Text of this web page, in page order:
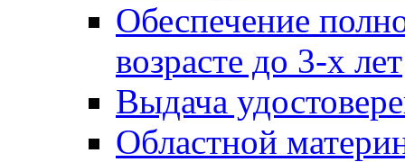
Обеспечение
возрасте до 3-х лет
Выдача
Областной